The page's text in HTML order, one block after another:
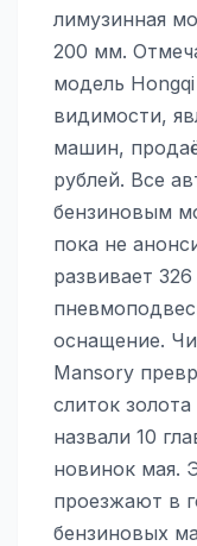
лимузинная
200 мм.
модель
видимости,
машин,
рублей. Все
бензиновым
пока не
развивает
оснащение.
Mansory
слиток
назвали 10
новинок мая.
проезжают в
бензиновых